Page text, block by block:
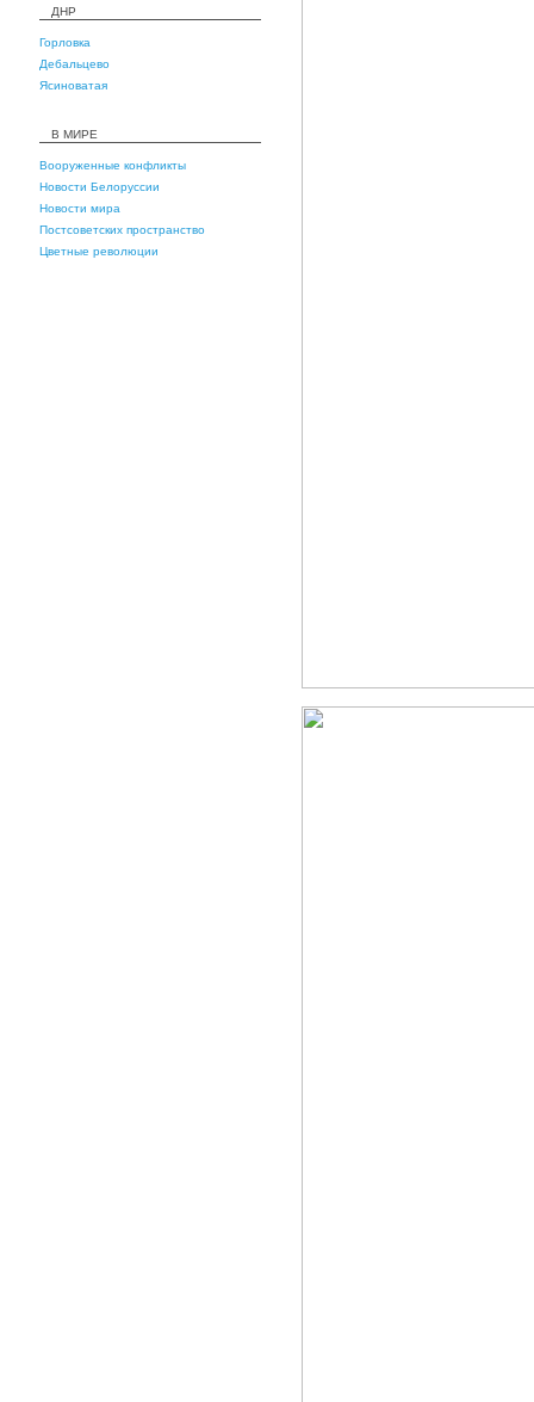
ДНР
Горловка
Дебальцево
Ясиноватая
В МИРЕ
Вооруженные конфликты
Новости Белоруссии
Новости мира
Постсоветских пространство
Цветные революции